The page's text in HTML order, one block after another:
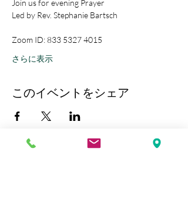
Join us for evening Prayer
Led by Rev. Stephanie Bartsch
Zoom ID: 833 5327 4015
さらに表示
このイベントをシェア